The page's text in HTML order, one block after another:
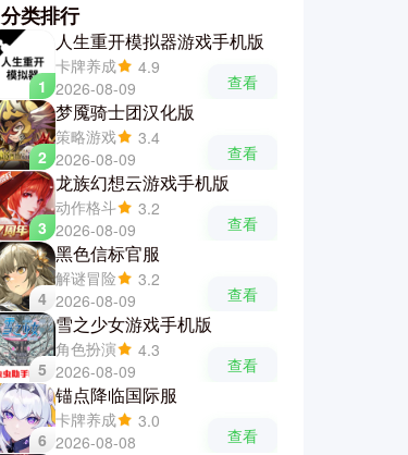
分类排行
1
人生重开模拟器游戏手机版
卡牌养成
4.9
2026-08-09
查看
2
梦魇骑士团汉化版
策略游戏
3.4
2026-08-09
查看
3
龙族幻想云游戏手机版
动作格斗
3.2
2026-08-09
查看
4
黑色信标官服
解谜冒险
3.2
2026-08-09
查看
5
雪之少女游戏手机版
角色扮演
4.3
2026-08-09
查看
6
锚点降临国际服
卡牌养成
3.0
2026-08-08
查看